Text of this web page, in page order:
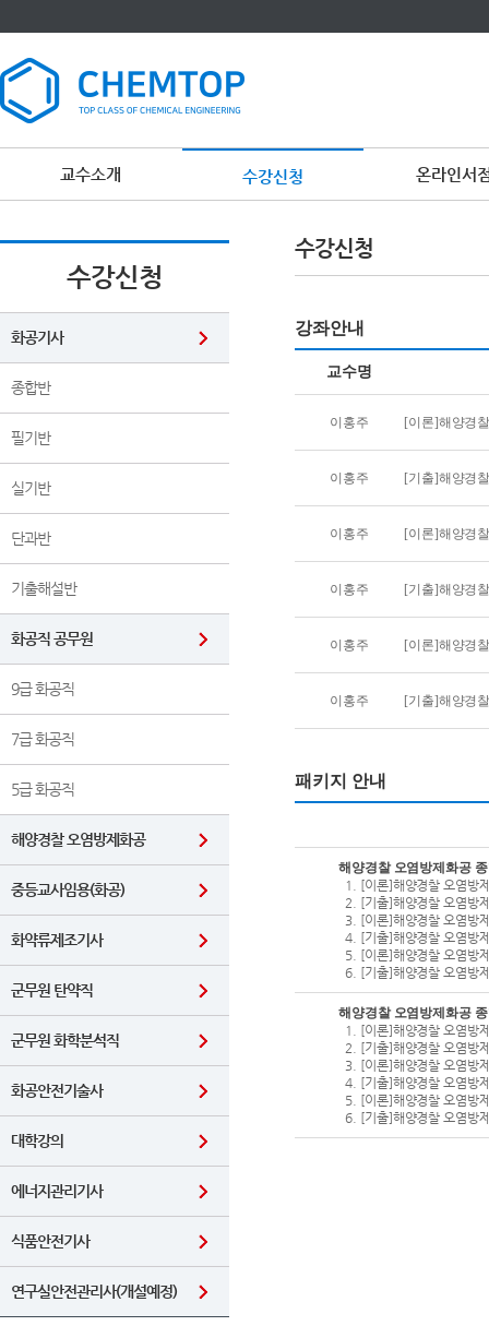
교수소개 수강신청 온라인서
약
관
보
정
보
수강신청
화공기사
종합반
필기반
실기반
단과반
기출해설반
화공직 공무원
9급 화공직
7급 화공직
5급 화공직
해양경찰 오염방제화공
중등교사임용(화공)
화약류제조기사
군무원 탄약직
군무원 화학분석직
화공안전기술사
대학강의
에너지관리기사
식품안전기사
연구실안전관리사(개설예정)
수강신청
강좌안내
교수명
이홍주 [이론]해양경
이홍주 [기출]해양경
이홍주 [이론]해양경
이홍주 [기출]해양경
이홍주 [이론]해양경
이홍주 [기출]해양경
패키지 안내
해양경찰 오염방제화공
[이론]해양경찰 오염방
[기출]해양경찰 오염방
[이론]해양경찰 오염방
[기출]해양경찰 오염방
[이론]해양경찰 오염방
[기출]해양경찰 오염방
해양경찰 오염방제화공
[이론]해양경찰 오염방
[기출]해양경찰 오염방
[이론]해양경찰 오염방
[기출]해양경찰 오염방
[이론]해양경찰 오염방
[기출]해양경찰 오염방